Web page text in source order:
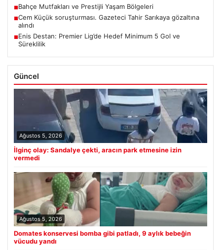
■Bahçe Mutfakları ve Prestijli Yaşam Bölgeleri
■Cem Küçük soruşturması. Gazeteci Tahir Sarıkaya gözaltına
alındı
■Enis Destan: Premier Lig’de Hedef Minimum 5 Gol ve
Süreklilik
Güncel
Ağustos 5, 2026
İlginç olay: Sandalye çekti, aracın park etmesine izin
vermedi
Ağustos 5, 2026
Domates konservesi bomba gibi patladı, 9 aylık bebeğin
vücudu yandı